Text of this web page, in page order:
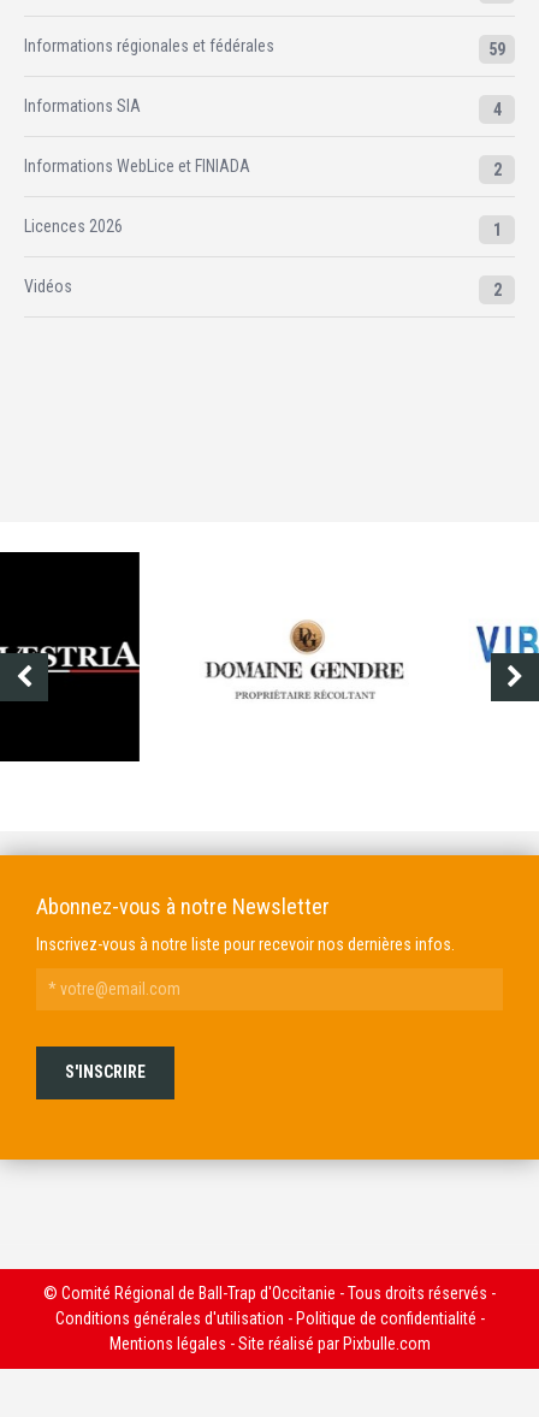
Informations régionales et fédérales 59
Informations SIA 4
Informations WebLice et FINIADA 2
Licences 2026 1
Vidéos 2
Abonnez-vous à notre Newsletter
Inscrivez-vous à notre liste pour recevoir nos dernières infos.
© Comité Régional de Ball-Trap d'Occitanie - Tous droits réservés -
Conditions générales d'utilisation - Politique de confidentialité -
Mentions légales - Site réalisé par Pixbulle.com